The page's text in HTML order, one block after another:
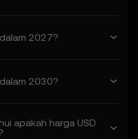
2027?
2030?
apakah harga USD
antara Anda (“Anda”
atau menggunakan
memahami, dan